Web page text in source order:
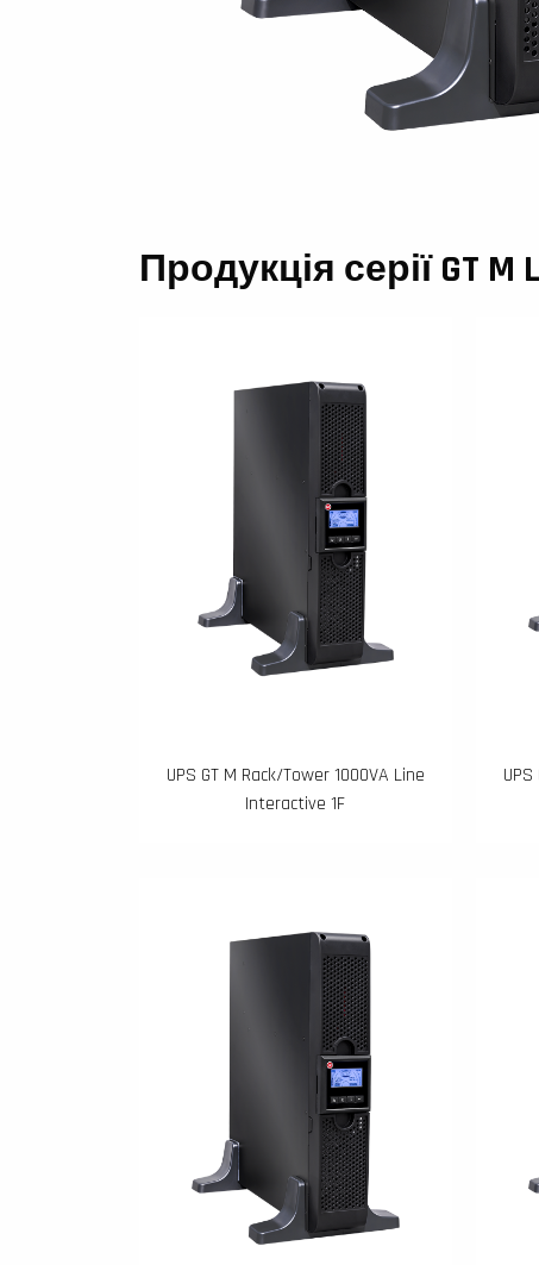
Продукція серії GT M
UPS GT M Rack/Tower 1000VA Line
Interactive 1F